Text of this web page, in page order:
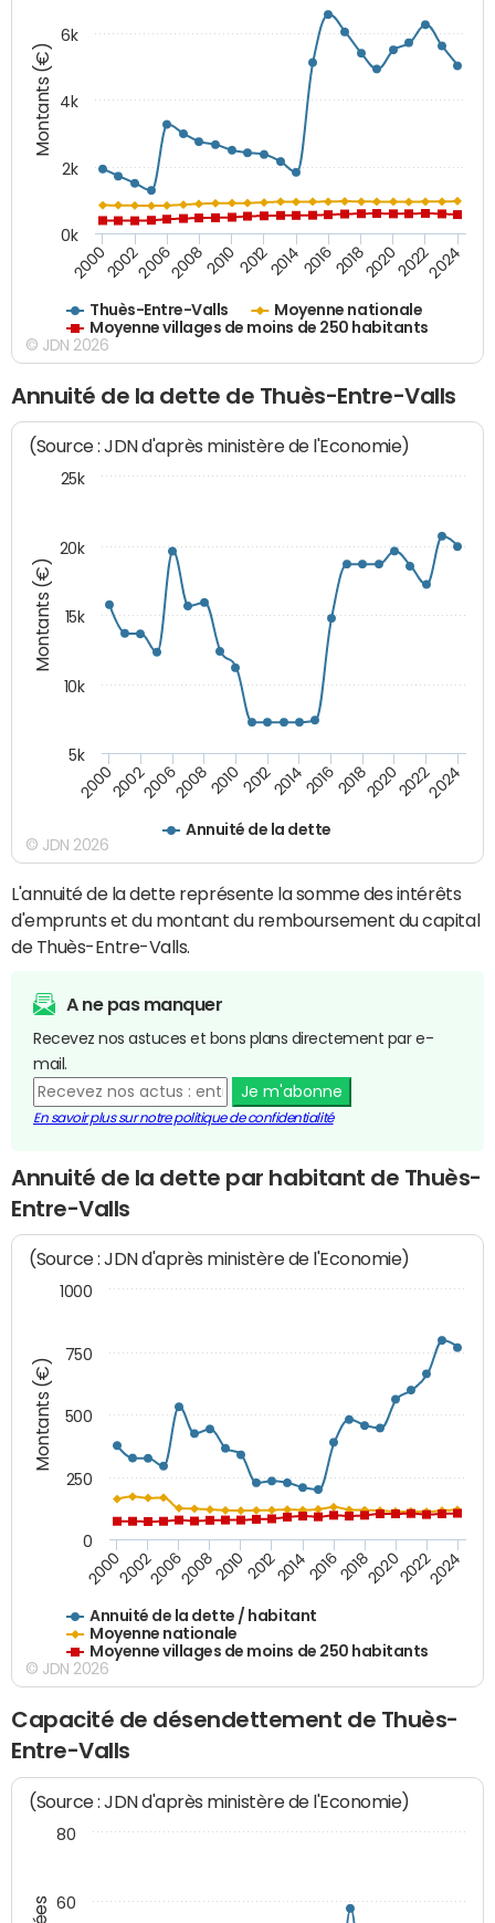
Montants (€)
Thuès-Entre-Valls
Moyenne nationale
Moyenne villages de moins de 250 habitants
20002002200620082010 2012201420162018202020222024
0k
2k
4k
6k
© JDN 2026
Annuité de la dette de Thuès-Entre-Valls
Montants (€)
(Source : JDN d'après ministère de l'Economie)
Annuité de la dette
200020022006200820102012201420162018202020222024
5k
10k
15k
20k
25k
© JDN 2026
L'annuité de la dette représente la somme des intérêts
d'emprunts et du montant du remboursement du capital
de Thuès-Entre-Valls.
A ne pas manquer
Recevez nos astuces et bons plans directement par e-
mail.
Je m'abonne
En savoir plus sur notre politique de confidentialité
Annuité de la dette par habitant de Thuès-
Entre-Valls
Montants (€)
(Source : JDN d'après ministère de l'Economie)
Annuité de la dette / habitant
Moyenne nationale
Moyenne villages de moins de 250 habitants
200020022006200820102012201420162018202020222024
0
250
500
750
1000
© JDN 2026
Capacité de désendettement de Thuès-
Entre-Valls
(Source : JDN d'après ministère de l'Economie)
60
80